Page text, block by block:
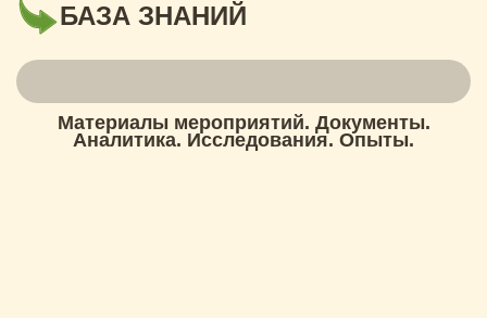
БАЗА ЗНАНИЙ
Материалы мероприятий. Документы.
Аналитика. Исследования. Опыты.